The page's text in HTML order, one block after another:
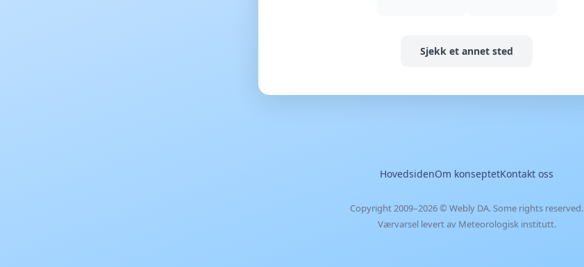
Sjekk et annet sted
HovedsidenOm konseptetKontakt oss
Copyright 2009–2026 © Webly DA. Some rights reserved.
Værvarsel levert av Meteorologisk institutt.